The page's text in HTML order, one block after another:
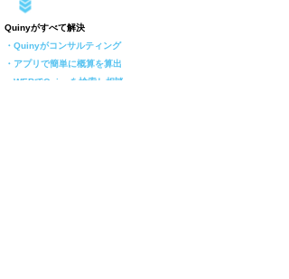
Quinyがすべて解決
・Quinyがコンサルティング
・アプリで簡単に概算を算出
・WEBでQuinyを検索し相談